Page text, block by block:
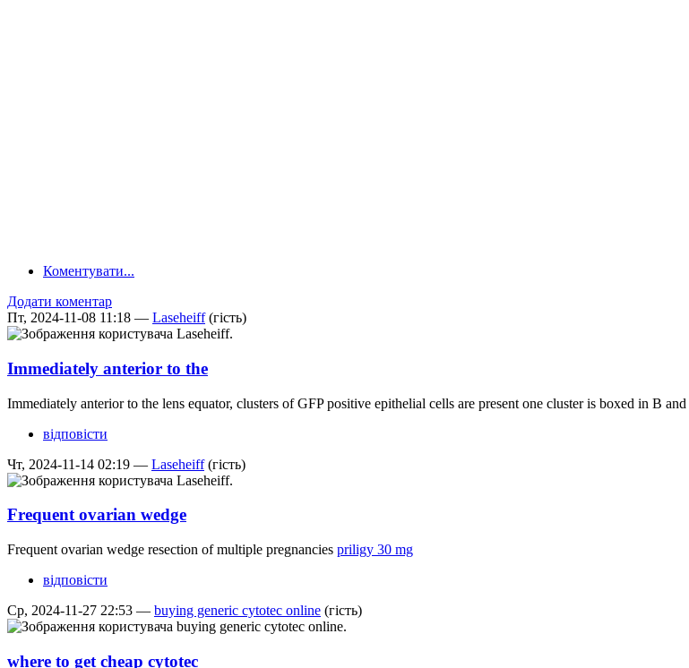
Коментувати...
Додати коментар
Пт, 2024-11-08 11:18 — Laseheiff(гість)
Immediately anterior to the
Immediately anterior to the lens equator, clusters of GFP positive epithelial cells are present one cluster is boxed in B
відповісти
Чт, 2024-11-14 02:19 — Laseheiff(гість)
Frequent ovarian wedge
Frequent ovarian wedge resection of multiple pregnancies priligy 30 mg
відповісти
Ср, 2024-11-27 22:53 — buying generic cytotec online (гість)
where to get cheap cytotec